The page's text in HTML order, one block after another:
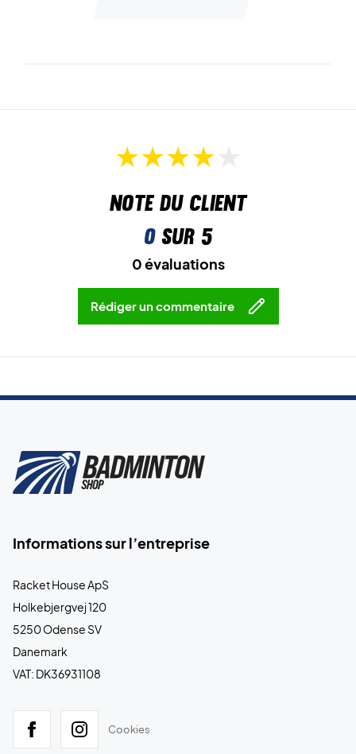
Note du client
0sur 5
0 évaluations
Rédiger un commentaire
Informations sur l’entreprise
Racket House ApS
Holkebjergvej 120
5250 Odense SV
Danemark
VAT: DK36931108
Cookies